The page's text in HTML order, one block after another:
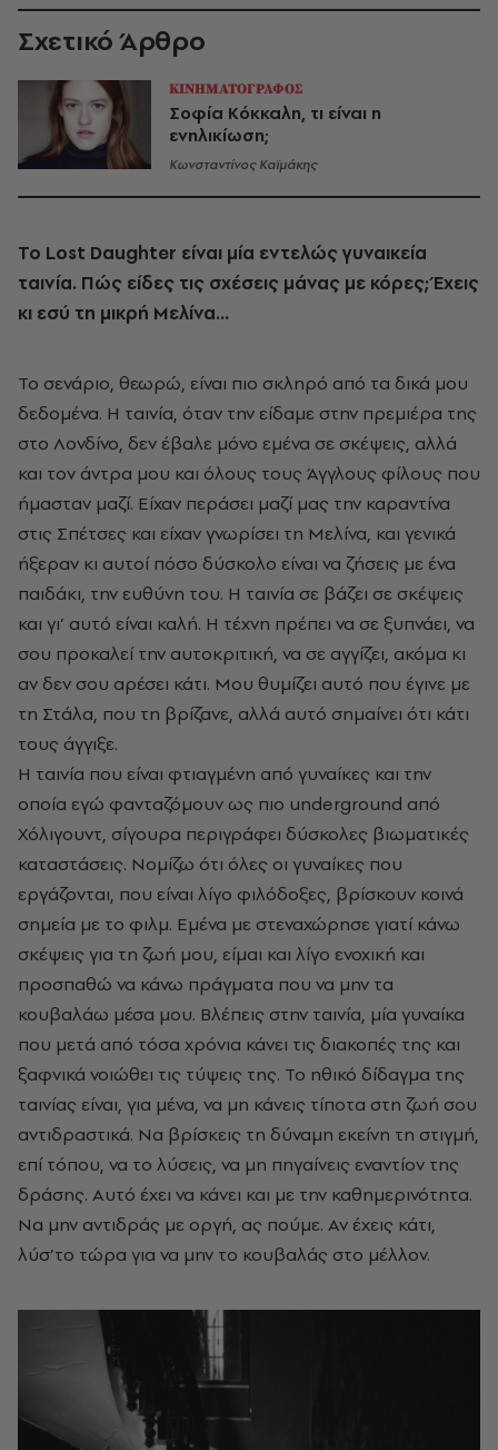
Σχετικό Άρθρο
ΚΙΝΗΜΑΤΟΓΡΑΦΟΣ
Σοφία Κόκκαλη, τι είναι η
ενηλικίωση;
Κωνσταντίνος Καϊμάκης
Το Lost Daughter είναι μία εντελώς γυναικεία
ταινία. Πώς είδες τις σχέσεις μάνας με κόρες; Έχεις
κι εσύ τη μικρή Μελίνα…
Το σενάριο, θεωρώ, είναι πιο σκληρό από τα δικά μου
δεδομένα. Η ταινία, όταν την είδαμε στην πρεμιέρα της
στο Λονδίνο, δεν έβαλε μόνο εμένα σε σκέψεις, αλλά
και τον άντρα μου και όλους τους Άγγλους φίλους που
ήμασταν μαζί. Είχαν περάσει μαζί μας την καραντίνα
στις Σπέτσες και είχαν γνωρίσει τη Μελίνα, και γενικά
ήξεραν κι αυτοί πόσο δύσκολο είναι να ζήσεις με ένα
παιδάκι, την ευθύνη του. Η ταινία σε βάζει σε σκέψεις
και γι’ αυτό είναι καλή. Η τέχνη πρέπει να σε ξυπνάει, να
σου προκαλεί την αυτοκριτική, να σε αγγίζει, ακόμα κι
αν δεν σου αρέσει κάτι. Μου θυμίζει αυτό που έγινε με
τη Στάλα, που τη βρίζανε, αλλά αυτό σημαίνει ότι κάτι
τους άγγιξε.
Η ταινία που είναι φτιαγμένη από γυναίκες και την
οποία εγώ φανταζόμουν ως πιο underground από
Χόλιγουντ, σίγουρα περιγράφει δύσκολες βιωματικές
καταστάσεις. Νομίζω ότι όλες οι γυναίκες που
εργάζονται, που είναι λίγο φιλόδοξες, βρίσκουν κοινά
σημεία με το φιλμ. Εμένα με στεναχώρησε γιατί κάνω
σκέψεις για τη ζωή μου, είμαι και λίγο ενοχική και
προσπαθώ να κάνω πράγματα που να μην τα
κουβαλάω μέσα μου. Βλέπεις στην ταινία, μία γυναίκα
που μετά από τόσα χρόνια κάνει τις διακοπές της και
ξαφνικά νοιώθει τις τύψεις της. Το ηθικό δίδαγμα της
ταινίας είναι, για μένα, να μη κάνεις τίποτα στη ζωή σου
αντιδραστικά. Να βρίσκεις τη δύναμη εκείνη τη στιγμή,
επί τόπου, να το λύσεις, να μη πηγαίνεις εναντίον της
δράσης. Αυτό έχει να κάνει και με την καθημερινότητα.
Να μην αντιδράς με οργή, ας πούμε. Αν έχεις κάτι,
λύσ’το τώρα για να μην το κουβαλάς στο μέλλον.